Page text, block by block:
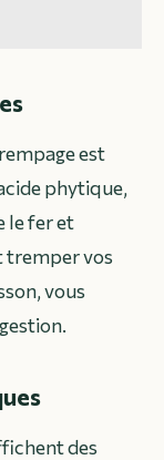
est
phytique,
le fer et
tremper vos
vous
des